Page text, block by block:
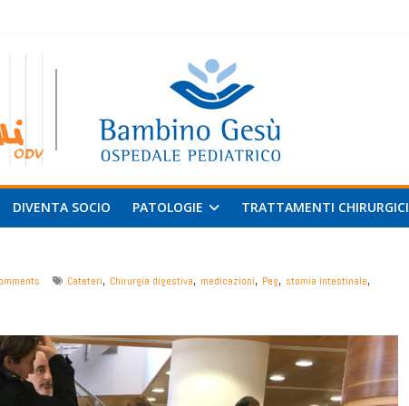
DIVENTA SOCIO PATOLOGIE TRATTAMENTI CHIRURGICI
Cateteri, Chirurgia digestiva, medicazioni, Peg, stomia intestinale,